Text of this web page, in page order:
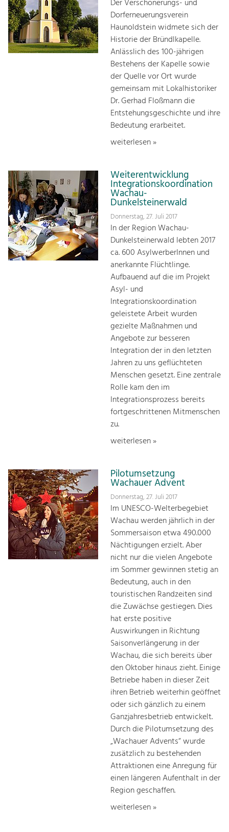
Der Verschönerungs- und
Dorferneuerungsverein
Haunoldstein widmete sich der
Historie der Bründlkapelle.
Anlässlich des 100-jährigen
Bestehens der Kapelle sowie
der Quelle vor Ort wurde
gemeinsam mit Lokalhistoriker
Dr. Gerhad Floßmann die
Entstehungsgeschichte und ihre
Bedeutung erarbeitet.
weiterlesen »
Weiterentwicklung
Integrationskoordination
Wachau-
Dunkelsteinerwald
Donnerstag, 27. Juli 2017
In der Region Wachau-
Dunkelsteinerwald lebten 2017
ca. 600 AsylwerberInnen und
anerkannte Flüchtlinge.
Aufbauend auf die im Projekt
Asyl- und
Integrationskoordination
geleistete Arbeit wurden
gezielte Maßnahmen und
Angebote zur besseren
Integration der in den letzten
Jahren zu uns geflüchteten
Menschen gesetzt. Eine zentrale
Rolle kam den im
Integrationsprozess bereits
fortgeschrittenen Mitmenschen
zu.
weiterlesen »
Pilotumsetzung
Wachauer Advent
Donnerstag, 27. Juli 2017
Im UNESCO-Welterbegebiet
Wachau werden jährlich in der
Sommersaison etwa 490.000
Nächtigungen erzielt. Aber
nicht nur die vielen Angebote
im Sommer gewinnen stetig an
Bedeutung, auch in den
touristischen Randzeiten sind
die Zuwächse gestiegen. Dies
hat erste positive
Auswirkungen in Richtung
Saisonverlängerung in der
Wachau, die sich bereits über
den Oktober hinaus zieht. Einige
Betriebe haben in dieser Zeit
ihren Betrieb weiterhin geöffnet
oder sich gänzlich zu einem
Ganzjahresbetrieb entwickelt.
Durch die Pilotumsetzung des
„Wachauer Advents“ wurde
zusätzlich zu bestehenden
Attraktionen eine Anregung für
einen längeren Aufenthalt in der
Region geschaffen.
weiterlesen »